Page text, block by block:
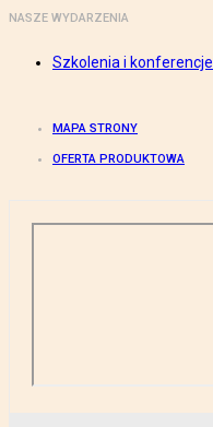
NASZE WYDARZENIA
Szkolenia i konferencje
MAPA STRONY
OFERTA PRODUKTOWA